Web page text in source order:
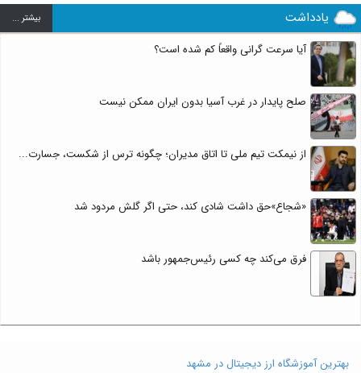
یادداشت بيشتر ...
آیا سرعت گرانی واقعاً کم شده است؟
صلح پایدار در غرب آسیا بدون ایران ممکن نیست
از نیمکت تیم ملی تا اتاق مدیران؛ چگونه ترس از شکست، جسارت...
«شجاع»حق داشت شادی کند، حتی اگر گلش مردود شد
فرق می‌کند چه کسی رئیس‌جمهور باشد
بهترین آموزشگاه ارز دیجیتال در مشهد